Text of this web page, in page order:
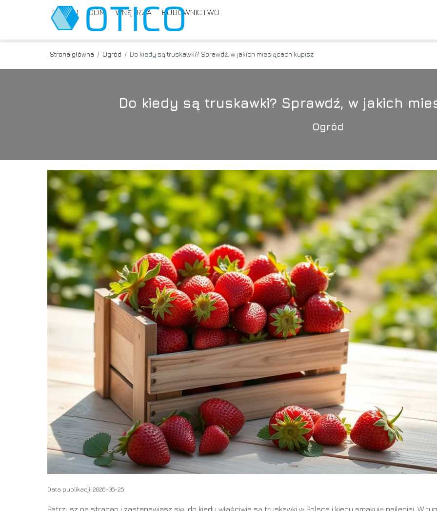
OGRÓD DOM WNĘTRZA BUDOWNICTWO
Strona główna / Ogród / Do kiedy są truskawki? Sprawdź, w jakich miesiącach kupisz
Do kiedy są truskawki? Sprawdź, w jakich
Ogród
Data publikacji: 2026-05-25
Patrzysz na stragan i zastanawiasz się, do kiedy właściwie są truskawki w Polsce i kiedy smakują najlepiej. W